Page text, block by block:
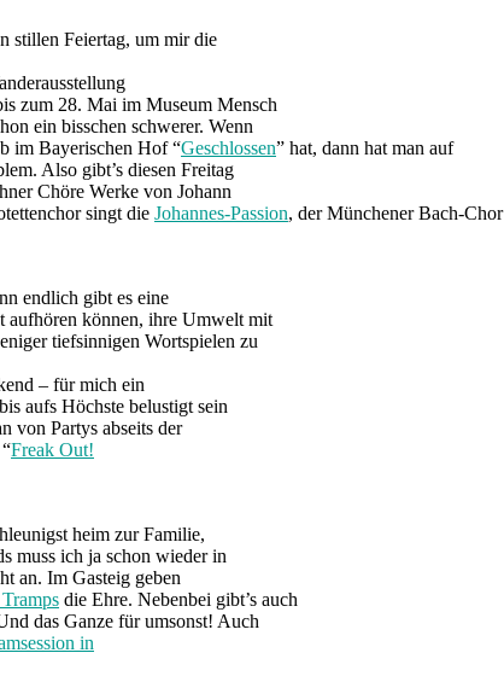
stillen Feiertag, um mir die
zum 28. Mai im Museum Mensch
ein bisschen schwerer. Wenn
im Bayerischen Hof “Geschlossen” hat, dann hat man auf
Also gibt’s diesen Freitag
Chöre Werke von Johann
singt die Johannes-Passion, der Münchener Bach-Chor
endlich gibt es eine
aufhören können, ihre Umwelt mit
tiefsinnigen Wortspielen zu
– für mich ein
aufs Höchste belustigt sein
von Partys abseits der
Freak Out!
heim zur Familie,
muss ich ja schon wieder in
an. Im Gasteig geben
die Ehre. Nebenbei gibt’s auch
das Ganze für umsonst! Auch
in